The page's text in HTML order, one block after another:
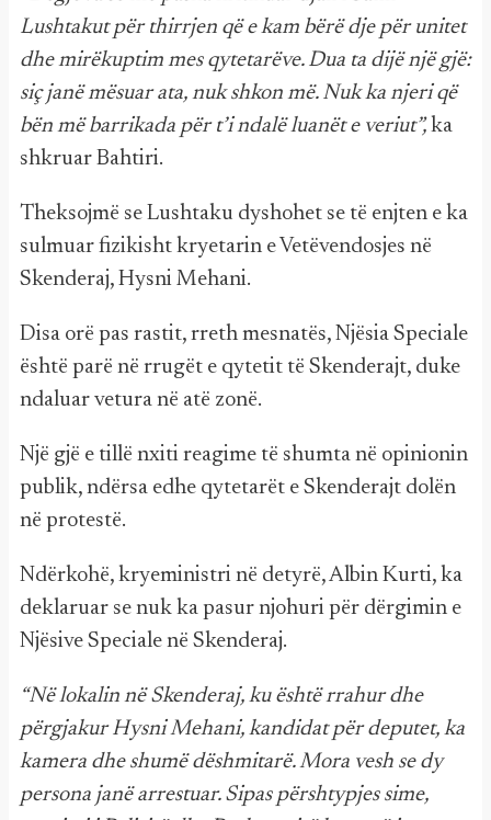
Lushtakut për thirrjen që e kam bërë dje për unitet
dhe mirëkuptim mes qytetarëve. Dua ta dijë një gjë:
siç janë mësuar ata, nuk shkon më. Nuk ka njeri që
bën më barrikada për t’i ndalë luanët e veriut”, ka
shkruar Bahtiri.
Theksojmë se Lushtaku dyshohet se të enjten e ka
sulmuar fizikisht kryetarin e Vetëvendosjes në
Skenderaj, Hysni Mehani.
Disa orë pas rastit, rreth mesnatës, Njësia Speciale
është parë në rrugët e qytetit të Skenderajt, duke
ndaluar vetura në atë zonë.
Një gjë e tillë nxiti reagime të shumta në opinionin
publik, ndërsa edhe qytetarët e Skenderajt dolën
në protestë.
Ndërkohë, kryeministri në detyrë, Albin Kurti, ka
deklaruar se nuk ka pasur njohuri për dërgimin e
Njësive Speciale në Skenderaj.
“Në lokalin në Skenderaj, ku është rrahur dhe
përgjakur Hysni Mehani, kandidat për deputet, ka
kamera dhe shumë dëshmitarë. Mora vesh se dy
persona janë arrestuar. Sipas përshtypjes sime,